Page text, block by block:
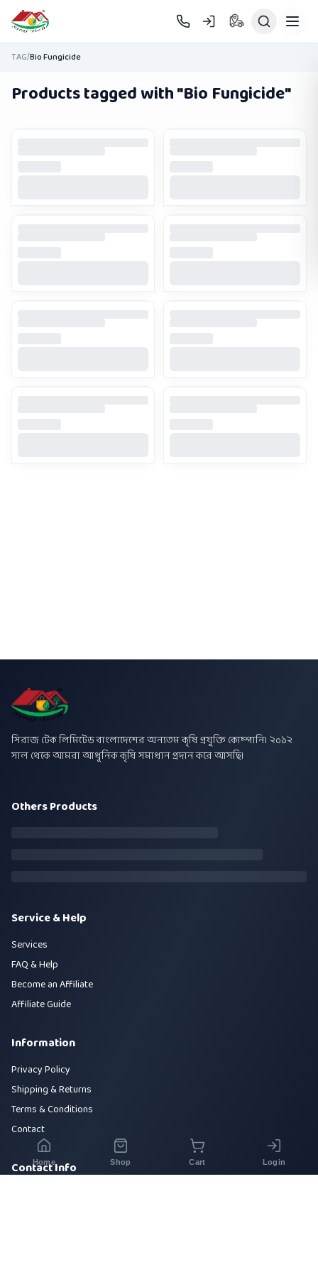
Skip to main content
TAG/Bio Fungicide
Products tagged with "Bio Fungicide"
সিরাজ টেক লিমিটেড বাংলাদেশের অন্যতম কৃষি প্রযুক্তি কোম্পানি। ২০১২
সাল থেকে আমরা আধুনিক কৃষি সমাধান প্রদান করে আসছি।
Others Products
Service & Help
Services
FAQ & Help
Become an Affiliate
Affiliate Guide
Information
Privacy Policy
Shipping & Returns
Terms & Conditions
Contact
Contact Info
Home Shop Cart Login